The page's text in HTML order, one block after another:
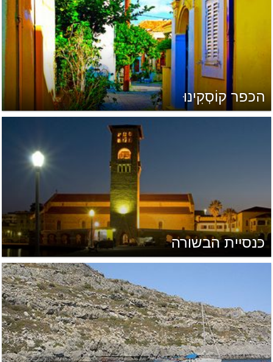
הכפר קוֹסְקִינוּ
כנסיית הבשורה